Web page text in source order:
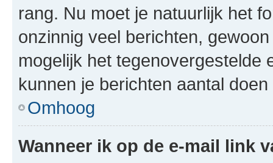
rang. Nu moet je natuurlijk het
onzinnig veel berichten,
mogelijk het tegenovergestelde
kunnen je berichten aantal doen
Omhoog
Wanneer ik op de e-mail link